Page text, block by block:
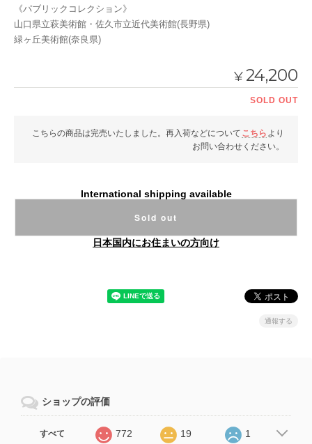
《パブリックコレクション》
山口県立萩美術館・佐久市立近代美術館(長野県)
緑ヶ丘美術館(奈良県)
¥24,200
SOLD OUT
こちらの商品は完売いたしました。再入荷などについて こちら より
お問い合わせください。
International shipping available
Sold out
日本国内にお住まいの方向け
通報する
ショップの評価
すべて 772 19 1